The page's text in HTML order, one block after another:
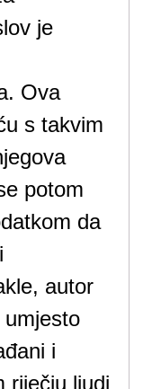
je
Ova
s takvim
potom
da
autor
umjesto
i
riječju ljudi